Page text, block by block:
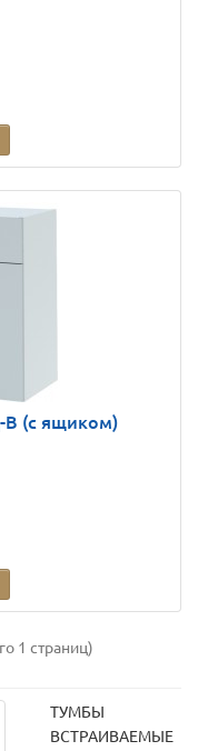
В (с ящиком)
1 страниц)
ТУМБЫ
ВСТРАИВАЕМЫЕ